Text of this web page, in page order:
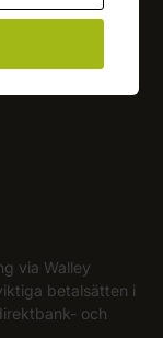
via Walley
betalsätten i
och